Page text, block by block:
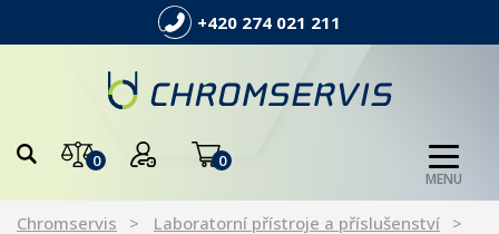
+420 274 021 211
0 0
MENU
Chromservis
Laboratorní přístroje a příslušenství